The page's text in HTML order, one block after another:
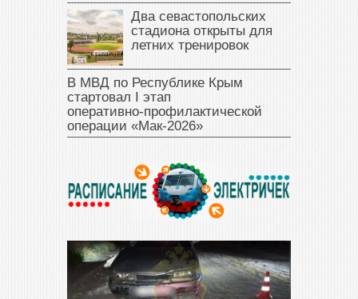
Два севастопольских
стадиона открыты для
летних тренировок
В МВД по Республике Крым
стартовал I этап
оперативно‑профилактической
операции «Мак‑2026»